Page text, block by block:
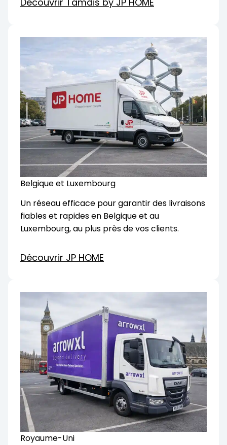
Belgique et Luxembourg
Un réseau efficace pour garantir des livraisons
fiables et rapides en Belgique et au
Luxembourg, au plus près de vos clients.
Découvrir JP HOME
Royaume-Uni